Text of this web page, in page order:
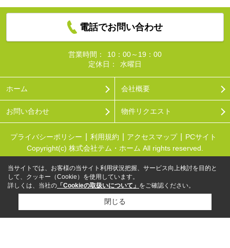
電話でお問い合わせ
営業時間：
10：00～19：00
定休日：
水曜日
ホーム 会社概要
お問い合わせ 物件リクエスト
プライバシーポリシー 利用規約 アクセスマップ
PCサイト
Copyright(c) 株式会社テム・ホーム All rights reserved.
当サイトでは、お客様の当サイト利用状況把握、サービス向上検討を目的と
して、クッキー（Cookie）を使用しています。
詳しくは、当社の 「Cookieの取扱いについて」 をご確認ください。
閉じる